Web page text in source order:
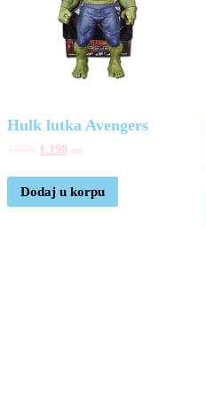
Hulk lutka Avengers
1.190 rsd
Dodaj u korpu